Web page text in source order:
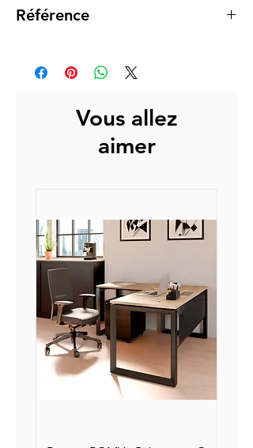
Référence
Vous allez
aimer